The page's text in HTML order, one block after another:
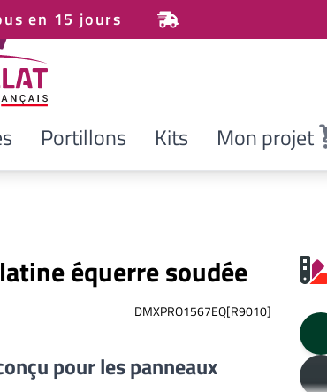
en 15 jours
Portillons Kits Mon projet
équerre soudée
DMXPRO1567EQ[R9010]
pour les panneaux